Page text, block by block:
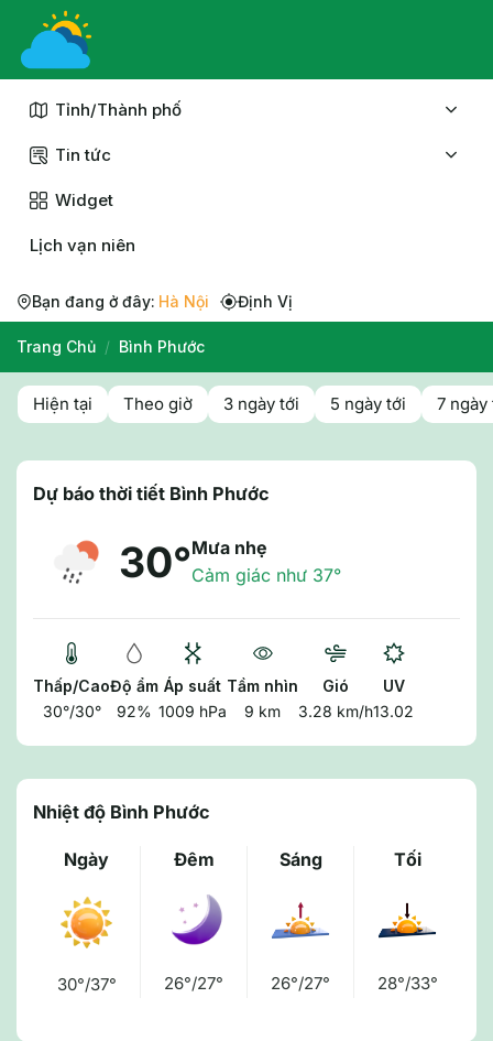
Chuyển
nội
Tỉnh/Thành phố
Tin tức
Widget
Lịch vạn niên
Bạn đang ở đây: Hà Nội Định Vị
Trang Chủ / Bình Phước
Hiện tại Theo giờ 3 ngày tới 5 ngày tới 7 ngày
Dự báo thời tiết Bình Phước
30°Mưa nhẹ
Cảm giác như 37°
Thấp/Cao
30°/30°
Độ ẩm
92%
Áp suất
1009 hPa
Tầm nhìn
9 km
Gió
3.28 km/h
UV
13.02
Nhiệt độ Bình Phước
Ngày
30°/37°
Đêm
26°/27°
Sáng
26°/27°
Tối
28°/33°